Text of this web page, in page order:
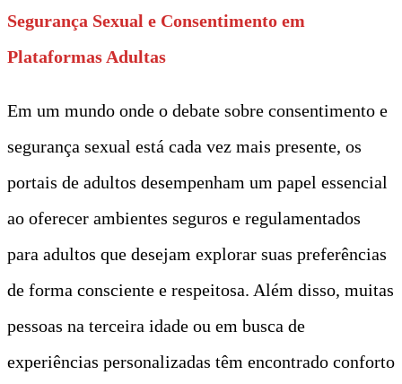
Segurança Sexual e Consentimento em
Plataformas Adultas
Em um mundo onde o debate sobre consentimento e
segurança sexual está cada vez mais presente, os
portais de adultos desempenham um papel essencial
ao oferecer ambientes seguros e regulamentados
para adultos que desejam explorar suas preferências
de forma consciente e respeitosa. Além disso, muitas
pessoas na terceira idade ou em busca de
experiências personalizadas têm encontrado conforto